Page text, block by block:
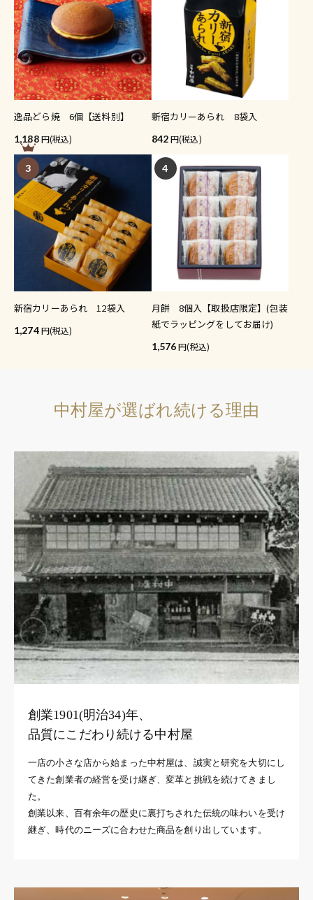
逸品どら焼 6個【送料別】
1,188 (税込)
新宿カリーあられ 8袋入
842 (税込)
3
新宿カリーあられ 12袋入
1,274 (税込)
4
月餅 8個入【取扱店限定】(包装
紙でラッピングをしてお届け)
1,576 (税込)
中村屋が選ばれ続ける理由
創業1901(明治34)年、
品質にこだわり続ける中村屋
一店の小さな店から始まった中村屋は、誠実と研究を大切にし
てきた創業者の経営を受け継ぎ、変革と挑戦を続けてきまし
た。
創業以来、百有余年の歴史に裏打ちされた伝統の味わいを受け
継ぎ、時代のニーズに合わせた商品を創り出しています。